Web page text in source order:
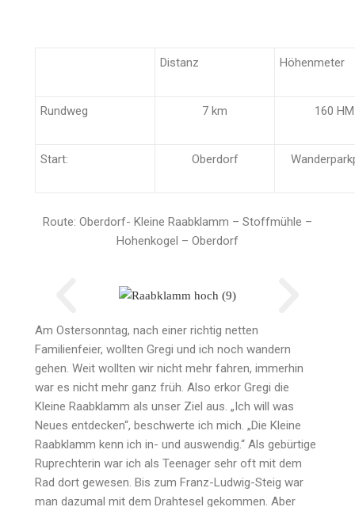
Distanz Höhenmeter
Rundweg 7 km 160 HM
Start: Oberdorf
Route: Oberdorf- Kleine Raabklamm – Stoffmühle –
Hohenkogel – Oberdorf
Am Ostersonntag, nach einer richtig netten
Familienfeier, wollten Gregi und ich noch wandern
gehen. Weit wollten wir nicht mehr fahren, immerhin
war es nicht mehr ganz früh. Also erkor Gregi die
Kleine Raabklamm als unser Ziel aus. „Ich will was
Neues entdecken“, beschwerte ich mich. „Die Kleine
Raabklamm kenn ich in- und auswendig.“ Als gebürtige
Ruprechterin war ich als Teenager sehr oft mit dem
Rad dort gewesen. Bis zum Franz-Ludwig-Steig war
man dazumal mit dem Drahtesel gekommen. Aber